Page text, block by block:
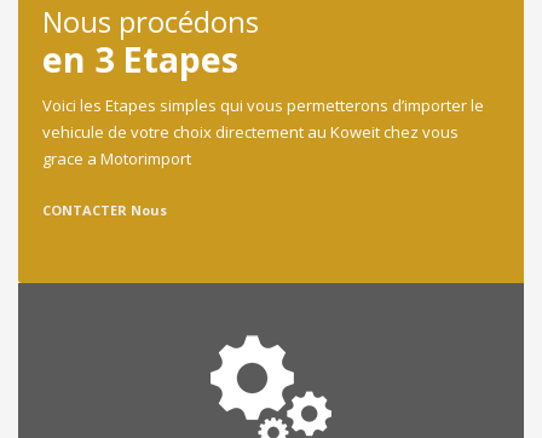
Nous procédons
en 3 Etapes
Voici les Etapes simples qui vous permetterons d’importer le
vehicule de votre choix directement au Koweit chez vous
grace a Motorimport
CONTACTER Nous